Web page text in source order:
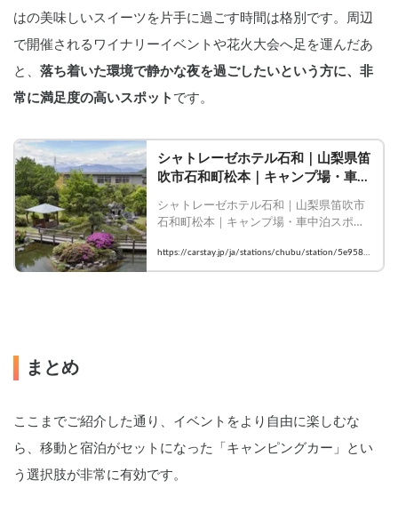
はの美味しいスイーツを片手に過ごす時間は格別です。周辺
で開催されるワイナリーイベントや花火大会へ足を運んだあ
と、 落ち着いた環境で静かな夜を過ごしたいという方に、非
常に満足度の高いスポット です。
シャトレーゼホテル石和｜山梨県笛
吹市石和町松本｜キャンプ場・車中
はCarstay
シャトレーゼホテル石和｜山梨県笛吹市
石和町松本｜キャンプ場・車中泊スポッ
https://carstay.jp/ja/stations/chubu/station/5e958d
22bbe41e00272505c3/
まとめ
ここまでご紹介した通り、イベントをより自由に楽しむな
ら、移動と宿泊がセットになった「キャンピングカー」とい
う選択肢が非常に有効です。